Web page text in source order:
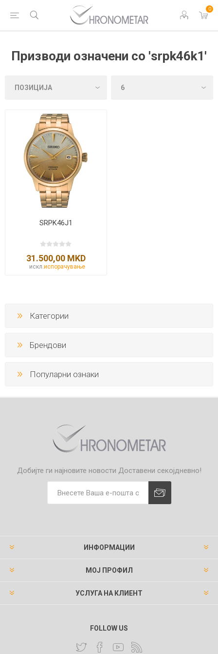
0
Призводи означени со 'srpk46k1'
SRPK46J1
31.500,00 MKD
искл. испорачување
Категории
Брендови
Популарни ознаки
Добијте ги најновите новости Доставени секојдневно!
ИНФОРМАЦИИ
МОЈ ПРОФИЛ
УСЛУГА НА КЛИЕНТ
FOLLOW US